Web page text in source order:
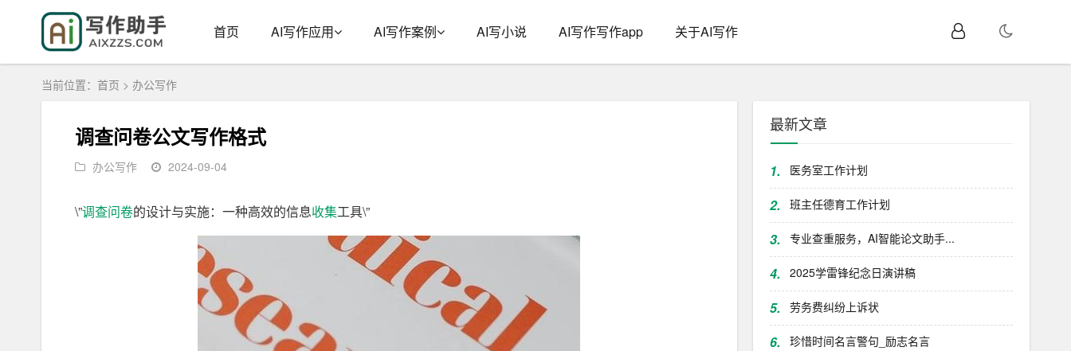
首页 AI写作应用 AI写作案例 AI写小说 AI写作写作app 关于AI写作
当前位置： 首页 > 办公写作
调查问卷公文写作格式
办公写作 2024-09-04
\”调查问卷的设计与实施：一种高效的信息收集工具\”
最新文章
1. 医务室工作计划
2. 班主任德育工作计划
3. 专业查重服务，AI智能论文助手...
4. 2025学雷锋纪念日演讲稿
5. 劳务费纠纷上诉状
6. 珍惜时间名言警句_励志名言